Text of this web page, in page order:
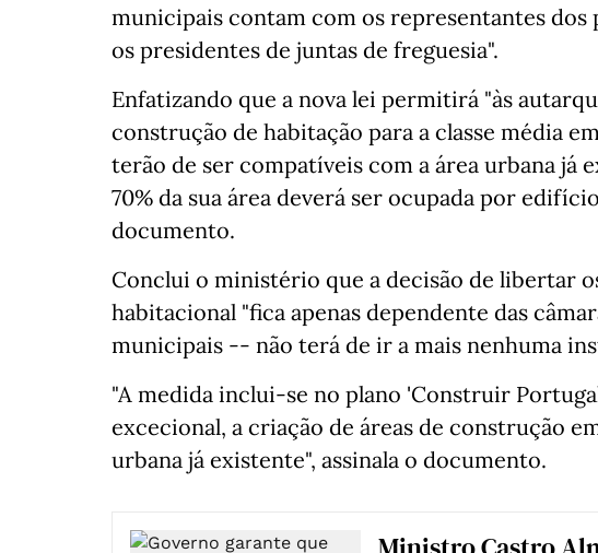
municipais contam com os representantes
os presidentes de juntas de freguesia".
Enfatizando que a nova lei permitirá "às
construção de habitação para a classe média
terão de ser compatíveis com a área urbana já
70% da sua área deverá ser ocupada por
documento.
Conclui o ministério que a decisão de libertar
habitacional "fica apenas dependente das
municipais -- não terá de ir a mais nenhuma
"A medida inclui-se no plano 'Construir
excecional, a criação de áreas de construção
urbana já existente", assinala o documento.